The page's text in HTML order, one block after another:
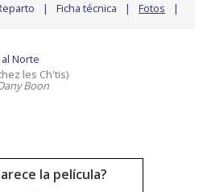
Ficha técnica Fotos
Norte
les Ch'tis)
Boon
la película?